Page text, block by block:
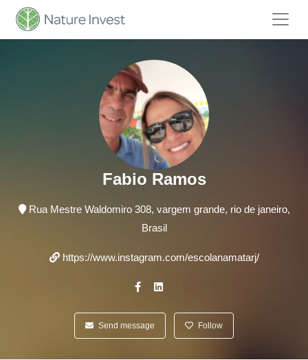
Fabio Ramos
Rua Mestre Waldomiro 308, vargem grande, rio de janeiro,
Brasil
https://www.instagram.com/escolanamatarj/
Send message Follow